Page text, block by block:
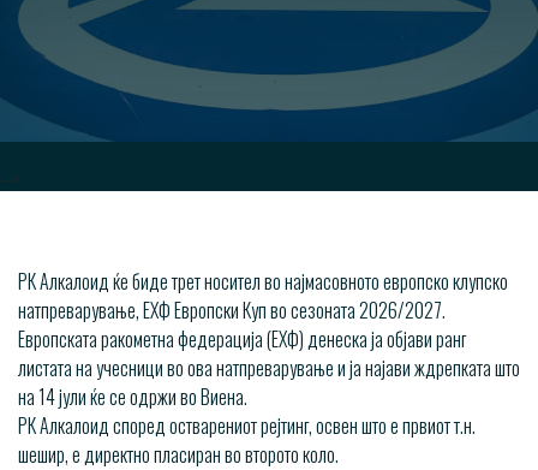
-->
РК Алкалоид ќе биде трет носител во најмасовното европско клупско
натпреварување, ЕХФ Европски Куп во сезоната 2026/2027.
Европската ракометна федерација (ЕХФ) денеска ја објави ранг
листата на учесници во ова натпреварување и ја најави ждрепката што
на 14 јули ќе се одржи во Виена.
РК Алкалоид според остварениот рејтинг, освен што е првиот т.н.
шешир, е директно пласиран во второто коло.